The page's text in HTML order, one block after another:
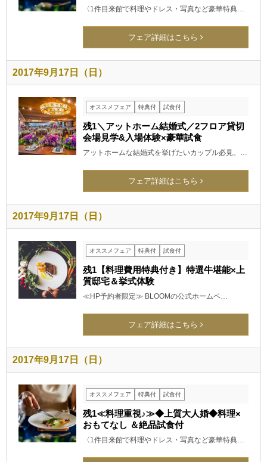
〈1件目来館で料理やドレス・写真など豪華特典…
フェア詳細はこちら
2017年9月17日（日）
オススメフェア 特典付 試食付
残1＼アットホーム結婚式／2フロア貸切
会場見学&入場体験×豪華試食
アットホームな結婚式を挙げたいカップル必見。…
フェア詳細はこちら
2017年9月17日（日）
オススメフェア 特典付 試食付
残1【料理費用特典付き】特選牛堪能×上
質邸宅＆挙式体験
≪HP予約者限定≫ BLOOMの公式ホームペ…
フェア詳細はこちら
2017年9月17日（日）
オススメフェア 特典付 試食付
残1≪料理重視♪≫◆上質大人婚◆料理×
おもてなし ＆絶品試食付
〈1件目来館で料理やドレス・写真など豪華特典…